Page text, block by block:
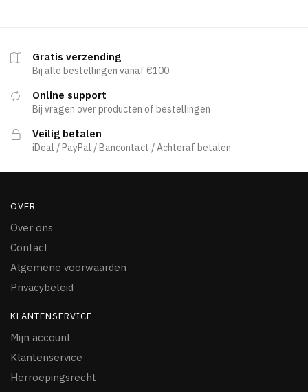
Gratis verzending
Bij alle bestellingen vanaf €100
Online support
Bij vragen over producten of bestellingen
Veilig betalen
iDeal / PayPal / Bancontact / Achteraf betalen
OVER
Over ons
Contact
Algemene voorwaarden
Privacybeleid
KLANTENSERVICE
Mijn account
Klantenservice
Herroepingsrecht